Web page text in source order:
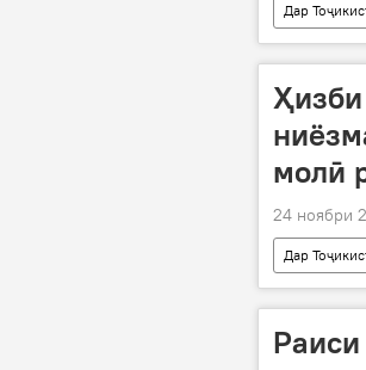
Дар
мансабӣ
молӣ
24 ноябри
Дар